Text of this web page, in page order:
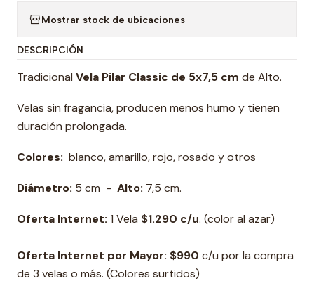
Mostrar stock de ubicaciones
DESCRIPCIÓN
Tradicional Vela Pilar Classic de 5x7,5 cm de Alto.
Velas sin fragancia, producen menos humo y tienen
duración prolongada.
Colores: blanco, amarillo, rojo, rosado y otros
Diámetro: 5 cm - Alto: 7,5 cm.
Oferta Internet: 1 Vela $1.290 c/u. (color al azar)
Oferta Internet por Mayor: $990 c/u por la compra
de 3 velas o más. (Colores surtidos)